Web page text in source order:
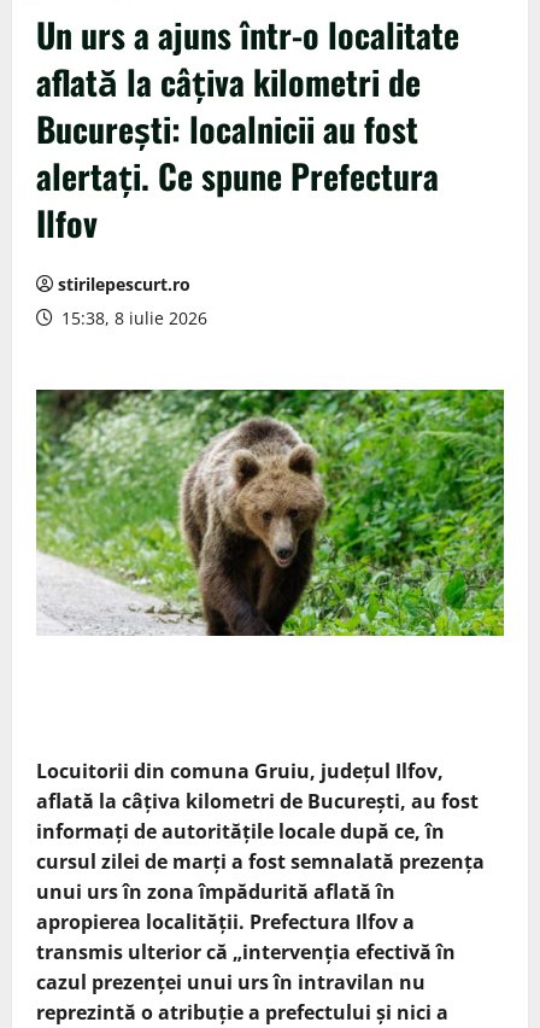
Un urs a ajuns într-o localitate
aflată la câțiva kilometri de
București: localnicii au fost
alertați. Ce spune Prefectura
Ilfov
stirilepescurt.ro
15:38, 8 iulie 2026
Locuitorii din comuna Gruiu, județul Ilfov,
aflată la câțiva kilometri de București, au fost
informați de autoritățile locale după ce, în
cursul zilei de marți a fost semnalată prezența
unui urs în zona împădurită aflată în
apropierea localității. Prefectura Ilfov a
transmis ulterior că „intervenția efectivă în
cazul prezenței unui urs în intravilan nu
reprezintă o atribuție a prefectului și nici a